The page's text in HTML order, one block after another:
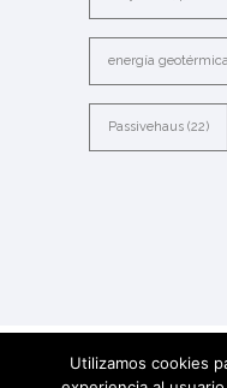
energía geotérmica
Passivehaus (22)
Utilizamos cookies